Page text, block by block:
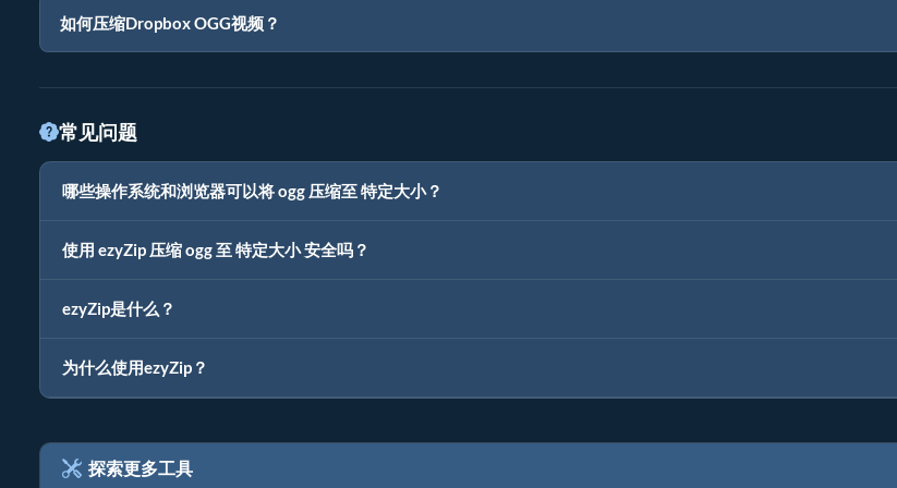
如何压缩Dropbox OGG视频？
常见问题
哪些操作系统和浏览器可以将 ogg 压缩至 特定大小？
使用 ezyZip 压缩 ogg 至 特定大小 安全吗？
ezyZip是什么？
为什么使用ezyZip？
探索更多工具